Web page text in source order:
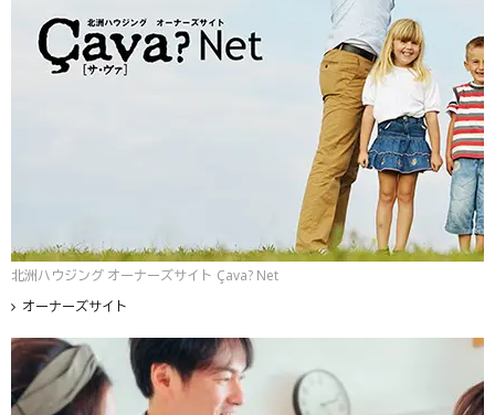
北洲ハウジング オーナーズサイト Çava? Net
オーナーズサイト